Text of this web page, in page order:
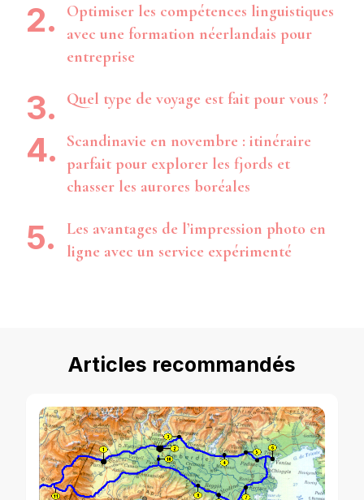
Optimiser les compétences linguistiques
avec une formation néerlandais pour
entreprise
Quel type de voyage est fait pour vous ?
Scandinavie en novembre : itinéraire
parfait pour explorer les fjords et
chasser les aurores boréales
Les avantages de l’impression photo en
ligne avec un service expérimenté
Articles recommandés